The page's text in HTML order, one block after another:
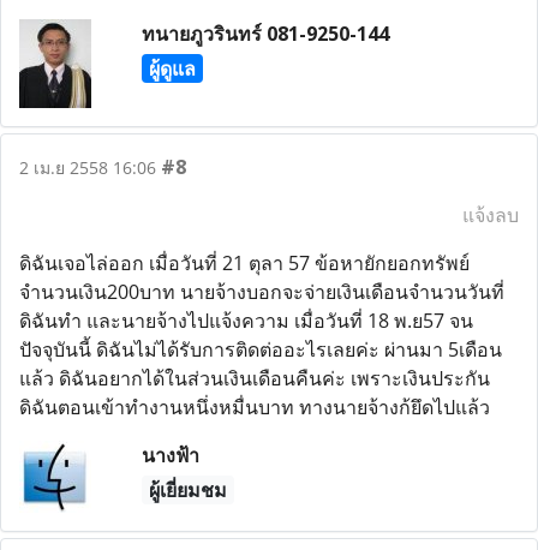
ทนายภูวรินทร์ 081-9250-144
ผู้ดูแล
2 เม.ย 2558 16:06 #8
แจ้งลบ
ดิฉันเจอไล่ออก เมื่อวันที่ 21 ตุลา 57 ข้อหายักยอกทรัพย์
จำนวนเงิน200บาท นายจ้างบอกจะจ่ายเงินเดือนจำนวนวันที่
ดิฉันทำ และนายจ้างไปแจ้งความ เมื่อวันที่ 18 พ.ย57 จน
ปัจจุบันนี้ ดิฉันไม่ได้รับการติดต่ออะไรเลยค่ะ ผ่านมา 5เดือน
แล้ว ดิฉันอยากได้ในส่วนเงินเดือนคืนค่ะ เพราะเงินประกัน
ดิฉันตอนเข้าทำงานหนึ่งหมื่นบาท ทางนายจ้างก้ยึดไปแล้ว
นางฟ้า
ผู้เยี่ยมชม